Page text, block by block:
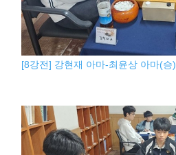
[8강전] 강현재 아마-최윤상 아마(승).